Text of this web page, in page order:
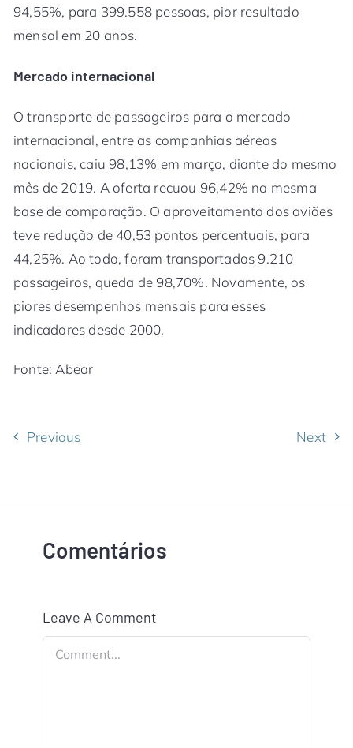
94,55%, para 399.558 pessoas, pior resultado
mensal em 20 anos.
Mercado internacional
O transporte de passageiros para o mercado
internacional, entre as companhias aéreas
nacionais, caiu 98,13% em março, diante do mesmo
mês de 2019. A oferta recuou 96,42% na mesma
base de comparação. O aproveitamento dos aviões
teve redução de 40,53 pontos percentuais, para
44,25%. Ao todo, foram transportados 9.210
passageiros, queda de 98,70%. Novamente, os
piores desempenhos mensais para esses
indicadores desde 2000.
Fonte: Abear
Previous Next
Comentários
Leave A Comment
Comment